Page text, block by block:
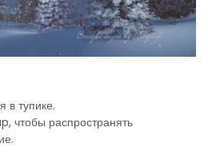
в тупике.
чтобы распространять